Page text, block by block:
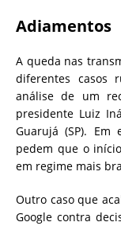
Adiamentos
A queda nas
diferentes casos
análise de um
presidente Luiz
Guarujá (SP). Em
pedem que o
em regime mais
Outro caso que
Google contra